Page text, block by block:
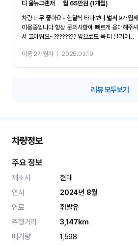
디 올뉴그랜저 ㅣ월 65만원 (1개월)
차량 너무 좋아요~ 한달씩 타다보니 벌써 9개월째
이용중입니다 항상 문의사항에 빠르게 응대해주셔
서 고마워요~???????? 앞으로도 쭉 더 탈거예
이용 2개월차ㅣ 2025.03.19
리뷰 모두보기
차량정보
주요 정보
제조사
현대
연식
2024년 8월
연료
휘발유
주행거리
3,147km
배기량
1,598